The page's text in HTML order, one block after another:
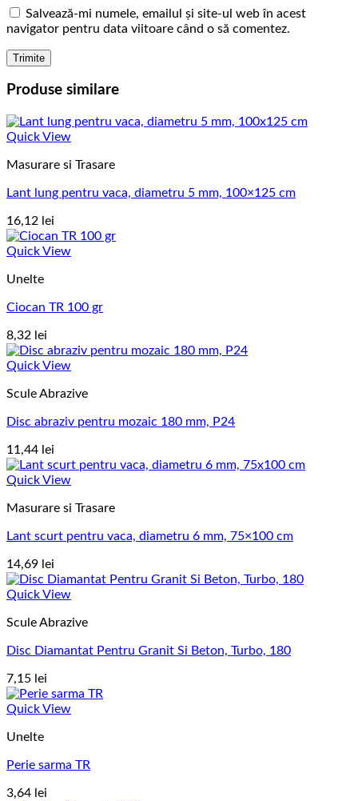
Salvează-mi numele, emailul și site-ul web în acest
navigator pentru data viitoare când o să comentez.
Produse similare
Quick View
Masurare si Trasare
Lant lung pentru vaca, diametru 5 mm, 100×125 cm
16,12 lei
Quick View
Unelte
Ciocan TR 100 gr
8,32 lei
Quick View
Scule Abrazive
Disc abraziv pentru mozaic 180 mm, P24
11,44 lei
Quick View
Masurare si Trasare
Lant scurt pentru vaca, diametru 6 mm, 75×100 cm
14,69 lei
Quick View
Scule Abrazive
Disc Diamantat Pentru Granit Si Beton, Turbo, 180
7,15 lei
Quick View
Unelte
Perie sarma TR
3,64 lei